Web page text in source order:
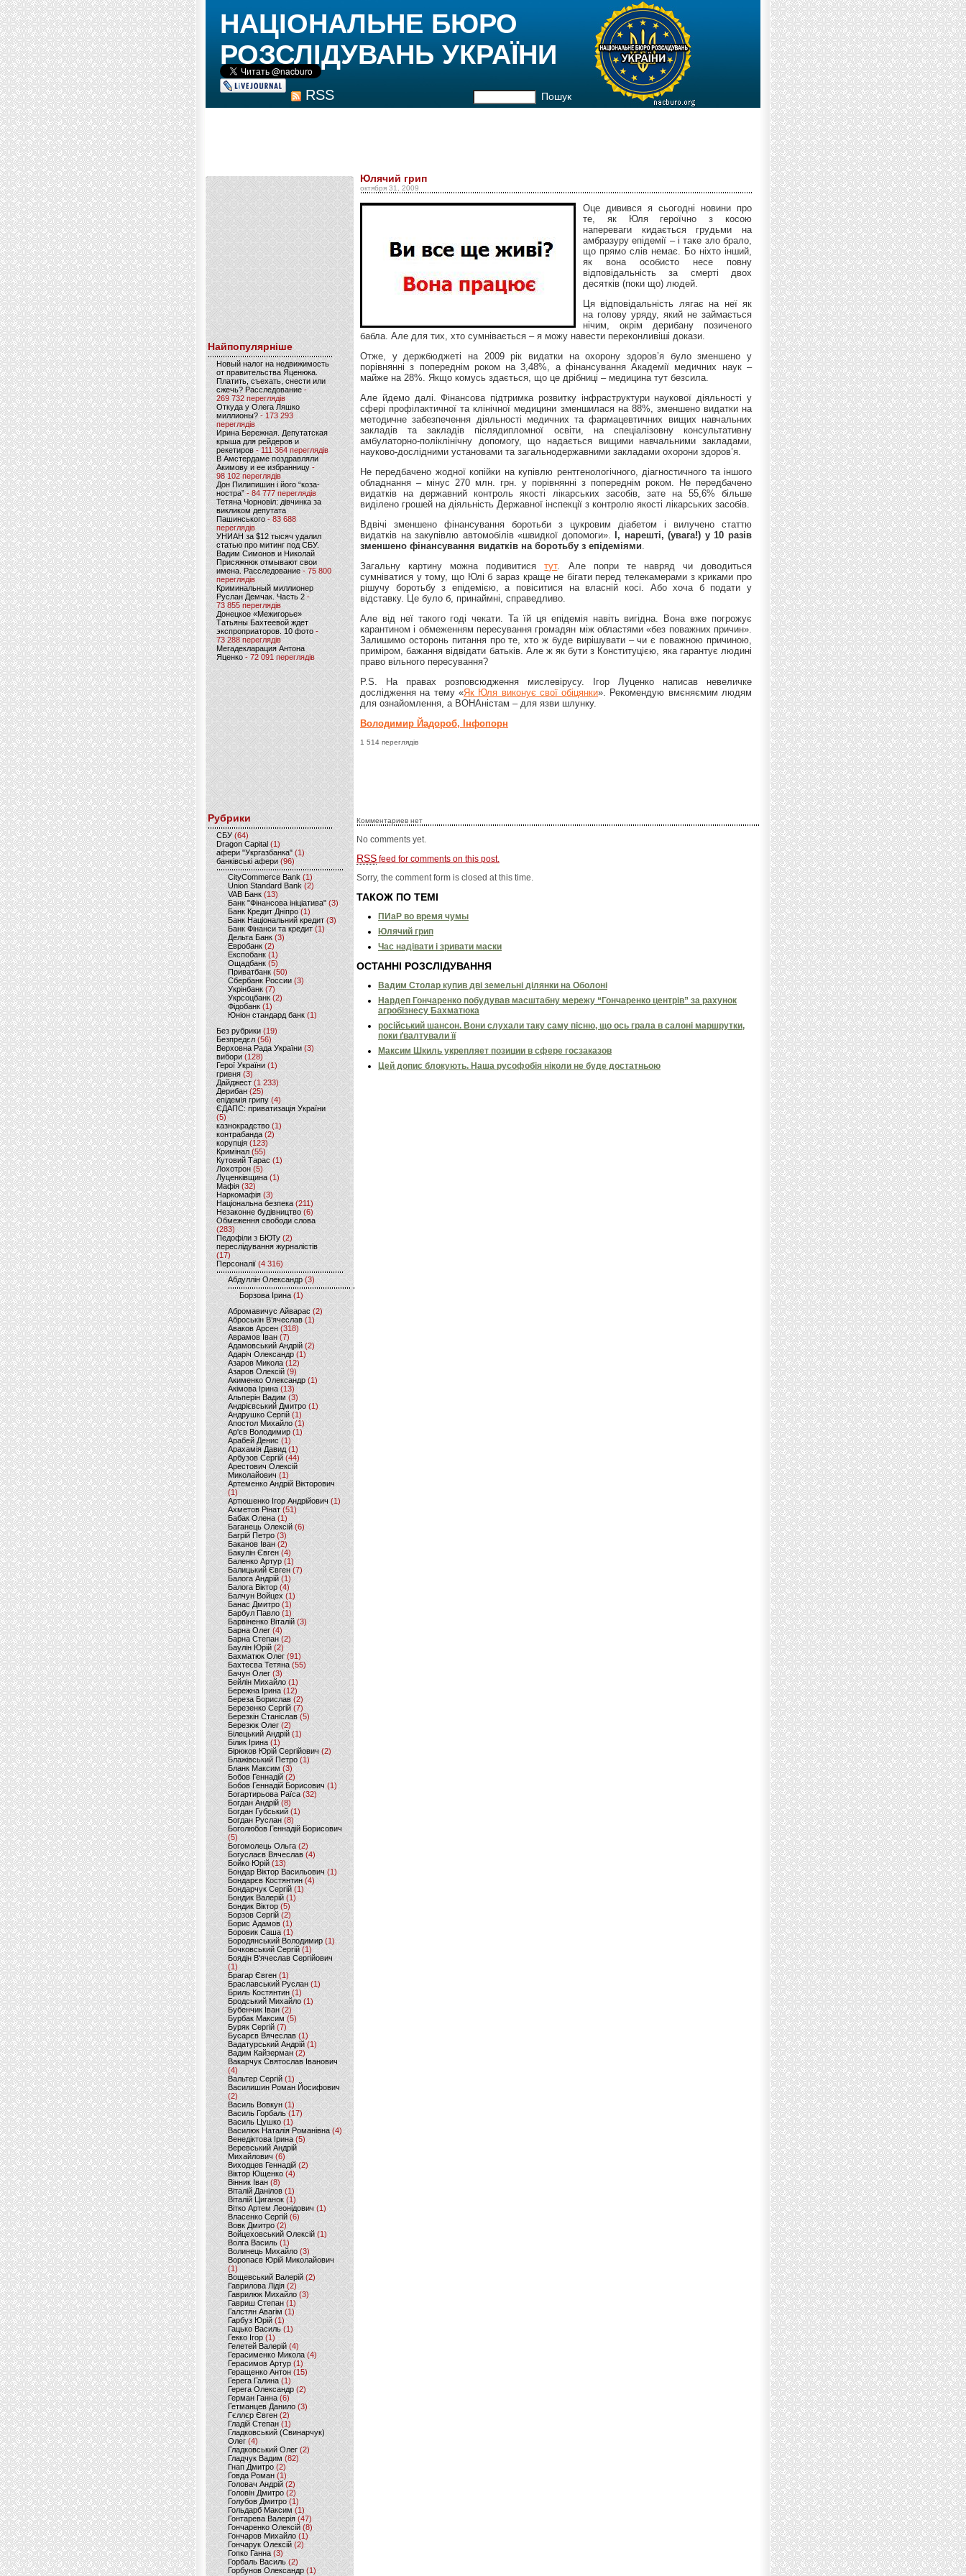
RSS Пошук
НАЦІОНАЛЬНЕ БЮРО
РОЗСЛІДУВАНЬ УКРАЇНИ
Найпопулярніше
Новый налог на недвижимость
от правительства Яценюка.
Платить, съехать, снести или
сжечь? Расследование-
269 732 переглядів
Откуда у Олега Ляшко
миллионы? - 173 293
переглядів
Ирина Бережная. Депутатская
крыша для рейдеров и
рекетиров - 111 364 переглядів
В Амстердаме поздравляли
Акимову и ее избранницу -
98 102 переглядів
Дон Пилипишин і його “коза-
ностра” - 84 777 переглядів
Тетяна Чорновіл: дівчинка за
викликом депутата
Пашинського- 83 688
переглядів
УНИАН за $12 тысяч удалил
статью про митинг под СБУ.
Вадим Симонов и Николай
Присяжнюк отмывают свои
имена. Расследование - 75 800
переглядів
Криминальный миллионер
Руслан Демчак. Часть 2-
73 855 переглядів
Донецкое «Межигорье»
Татьяны Бахтеевой ждет
экспроприаторов. 10 фото -
73 288 переглядів
Мегадекларация Антона
Яценко - 72 091 переглядів
Рубрики
CБУ (64)
Dragon Capital (1)
афери "Укргазбанка" (1)
банківські афери (96)
CityCommerce Bank (1)
Union Standard Bank (2)
VAB Банк (13)
Банк "Фінансова ініціатива" (3)
Банк Кредит Дніпро (1)
Банк Національний кредит (3)
Банк Фінанси та кредит (1)
Дельта Банк (3)
Евробанк(2)
Експобанк (1)
Ощадбанк(5)
Приватбанк (50)
Сбербанк России (3)
Укрінбанк(7)
Укрсоцбанк (2)
Фідобанк (1)
Юніон стандард банк(1)
Без рубрики (19)
Безпредєл(56)
Верховна Рада України (3)
вибори(128)
Герої України(1)
гривня (3)
Дайджест (1 233)
Дерибан (25)
епідемія грипу (4)
ЄДАПС: приватизація України
(5)
казнокрадство (1)
контрабанда (2)
корупція (123)
Кримінал (55)
Кутовий Тарас (1)
Лохотрон(5)
Луценківщина (1)
Мафія (32)
Наркомафія (3)
Національна безпека (211)
Незаконне будівництво(6)
Обмеження свободи слова
(283)
Педофіли з БЮТу (2)
переслідування журналістів
(17)
Персоналії (4 316)
Абдуллін Олександр (3)
Борзова Ірина(1)
Абромавичус Айварас (2)
Аброськін В’ячеслав(1)
Аваков Арсен (318)
Аврамов Іван (7)
Адамовський Андрій(2)
Адаріч Олександр (1)
Азаров Микола (12)
Азаров Олексій (9)
Акименко Олександр(1)
Акімова Ірина(13)
Альперін Вадим (3)
Андрієвський Дмитро(1)
Андрушко Сергій(1)
Апостол Михайло(1)
Ар'єв Володимир (1)
Арабей Денис(1)
Арахамія Давид (1)
Арбузов Сергій (44)
Арестович Олексій
Миколайович(1)
Артеменко Андрій Вікторович
(1)
Артюшенко Ігор Андрійович(1)
Ахметов Рінат(51)
Бабак Олена(1)
Баганець Олексій(6)
Багрій Петро (3)
Баканов Іван(2)
Бакулін Євген (4)
Баленко Артур(1)
Балицький Євген(7)
Балога Андрій (1)
Балога Віктор (4)
Балчун Войцех (1)
Банас Дмитро (1)
Барбул Павло(1)
Барвіненко Віталій(3)
Барна Олег (4)
Барна Степан (2)
Баулін Юрій (2)
Бахматюк Олег (91)
Бахтеєва Тетяна(55)
Бачун Олег (3)
Бейлін Михайло (1)
Бережна Ірина(12)
Береза Борислав(2)
Березенко Сергій (7)
Березкін Станіслав (5)
Березюк Олег(2)
Білецький Андрій (1)
Білик Ірина (1)
Бірюков Юрій Сергійович (2)
Блажівський Петро (1)
Бланк Максим(3)
Бобов Геннадій (2)
Бобов Геннадій Борисович (1)
Богартирьова Раїса (32)
Богдан Андрій(8)
Богдан Губський (1)
Богдан Руслан(8)
Боголюбов Геннадій Борисович
(5)
Богомолець Ольга (2)
Богуслаєв Вячеслав (4)
Бойко Юрій (13)
Бондар Віктор Васильович (1)
Бондарєв Костянтин (4)
Бондарчук Сергій(1)
Бондик Валерій (1)
Бондик Віктор(5)
Борзов Сергiй (2)
Борис Адамов(1)
Боровик Саша (1)
Бородянський Володимир (1)
Бочковський Сергій (1)
Боядін В'ячеслав Сергійович
(1)
Брагар Євген (1)
Браславський Руслан (1)
Бриль Костянтин (1)
Бродський Михайло (1)
Бубенчик Іван(2)
Бурбак Максим (5)
Буряк Сергій (7)
Бусарєв Вячеслав (1)
Вадатурський Андрій (1)
Вадим Кайзерман (2)
Вакарчук Святослав Іванович
(4)
Вальтер Сергій (1)
Василишин Роман Йосифович
(2)
Василь Вовкун (1)
Василь Горбаль (17)
Василь Цушко (1)
Василюк Наталія Романівна (4)
Венедіктова Ірина(5)
Веревський Андрій
Михайлович (6)
Виходцев Геннадій (2)
Віктор Ющенко (4)
Вінник Іван (8)
Віталій Данілов (1)
Віталій Циганок (1)
Вітко Артем Леонідович(1)
Власенко Сергій (6)
Вовк Дмитро(2)
Войцеховський Олексій(1)
Волга Василь (1)
Волинець Михайло (3)
Воропаєв Юрій Миколайович
(1)
Вощевський Валерій(2)
Гаврилова Лідія (2)
Гаврилюк Михайло (3)
Гавриш Степан (1)
Галстян Авагім (1)
Гарбуз Юрій (1)
Гацько Василь (1)
Гекко Ігор(1)
Гелетей Валерій (4)
Герасименко Микола (4)
Герасимов Артур (1)
Геращенко Антон(15)
Герега Галина (1)
Герега Олександр (2)
Герман Ганна (6)
Гетманцев Данило (3)
Гєллєр Євген (2)
Гладій Степан(1)
Гладковський (Свинарчук)
Олег (4)
Гладковський Олег (2)
Гладчук Вадим (82)
Гнап Дмитро (2)
Говда Роман(1)
Головач Андрій (2)
Головін Дмитро (2)
Голубов Дмитро (1)
Гольдарб Максим(1)
Гонтарева Валерія (47)
Гончаренко Олексій(8)
Гончаров Михайло (1)
Гончарук Олексій (2)
Гопко Ганна (3)
Горбаль Василь (2)
Горбунов Олександр (1)
Юлячий грип
октября 31, 2009
Оце дивився я сьогодні новини про
те, як Юля героїчно з косою
напереваги кидається грудьми на
амбразуру епідемії – і таке зло брало,
що прямо слів немає. Бо ніхто інший,
як вона особисто несе повну
відповідальність за смерті двох
десятків (поки що) людей.
Ця відповідальність лягає на неї як
на голову уряду, який не займається
нічим, окрім дерибану позиченого
бабла. Але для тих, хто сумнівається – я можу навести переконливіші докази.
Отже, у держбюджеті на 2009 рік видатки на охорону здоров’я було зменшено у
порівнянні з попереднім роком на 3,48%, а фінансування Академії медичних наук –
майже на 28%. Якщо комусь здається, що це дрібниці – медицина тут безсила.
Але йдемо далі. Фінансова підтримка розвитку інфраструктури наукової діяльності у
сфері профілактичної та клінічної медицини зменшилася на 88%, зменшено видатки на
методичне забезпечення діяльності медичних та фармацевтичних вищих навчальних
закладів та закладів післядипломної освіти, на спеціалізовну консультативну
амбулаторно-поліклінічну допомогу, що надається вищими навчальними закладами,
науково-дослідними установами та загальнодержавними закладами охорони здоров’я.
Не передбачено жодної копійки на купівлю рентгенологічного, діагностичного та іншого
обладнання – мінус 270 млн. грн. у порівнянні з попереднім роком. Не передбачено
видатків на державний контроль якості лікарських засобів, зате на 55,6% більше
виділено грошей на діяльність Державної інспекції з контролю якості лікарських засобів.
Вдвічі зменшено фінансування боротьби з цукровим діабетом і вилучено статтю
видатків на закупівлю автомобілів «швидкої допомоги».
І, нарешті, (увага!) у 10 разів
зменшено фінансування видатків на боротьбу з епідеміями.
Загальну картину можна подивитисятут. Але попри те навряд чи доводиться
сумніватися у тому, що Юлі б зараз краще не бігати перед телекамерами з криками про
рішучу боротьбу з епідемією, а повіситися на власній косі. Або хоча б подати у
відставку. Це було б, принаймні, справедливо.
Але від неї такого годі чекати. Та їй ця епідемія навіть вигідна. Вона вже погрожує
карантином і обмеженням пересування громадян між областями «без поважних причин».
Залишимо осторонь питання про те, хто ж буде вирішувати – чи є поважною причиною,
приміром, бажання відвідати батьків. Але ж як бути з Конституцією, яка гарантує людині
право вільного пересування?
P.S. На правах розповсюдження мислевірусу. Ігор Луценко написав невеличке
дослідження на тему «Як Юля виконує свої обіцянки». Рекомендую вмєняємим людям
для ознайомлення, а ВОНАністам – для язви шлунку.
Володимир Йадороб, Iнфопорн
1 514 переглядів
Комментариев нет
No comments yet.
RSS feed for comments on this post.
Sorry, the comment form is closed at this time.
ТАКОЖ ПО ТЕМІ
ПИаР во время чумы
Юлячий грип
Час надівати і зривати маски
ОСТАННІ РОЗСЛІДУВАННЯ
Вадим Столар купив дві земельні ділянки на Оболоні
Нардеп Гончаренко побудував масштабну мережу “Гончаренко центрів” за рахунок
агробізнесу Бахматюка
російський шансон. Вони слухали таку саму пісню, що ось грала в салоні маршрутки,
поки ґвалтували її
Максим Шкиль укрепляет позиции в сфере госзаказов
Цей допис блокують. Наша русофобія ніколи не буде достатньою